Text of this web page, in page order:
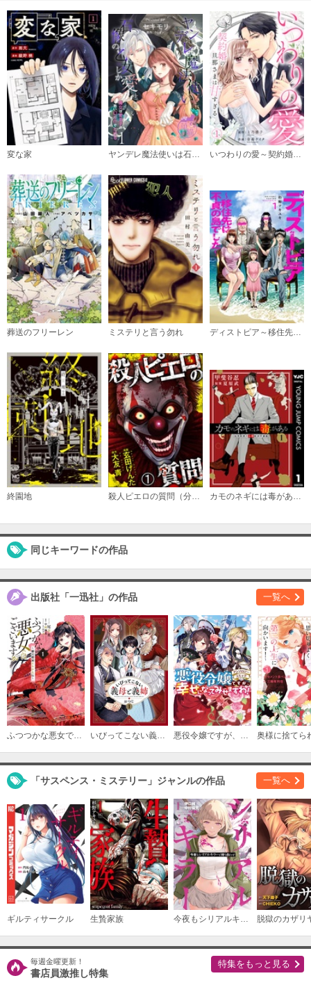
購入する
: 4 後編
必要ポイント：150
購入する
: 5 前編
必要ポイント：150
: 5 後編
必要ポイント：150
購入する
: 6 前編
必要ポイント：150
購入する
: 6 後編
必要ポイント：150
購入する
: 7 前編
必要ポイント：150
購入する
: 7 後編
必要ポイント：150
購入する
: 8 前編
必要ポイント：150
購入する
: 8 後編
必要ポイント： 150
購入する
購入する
: 9 後編
必要ポイント：150
購入する
: 10 前編
購入する
変な家 ヤンデレ魔法使いは石像の乙女しか愛せない 魔女は愛弟子の熱い口づけでとける 【短編】 いつわりの愛～契約婚の旦那さまは甘すぎる～
葬送のフリーレン ミステリと言う勿れ ディストピア～移住先は不貞の島でした～
終園地 殺人ピエロの質問（分冊版） カモのネギには毒がある 加茂教授の人間経済学講義
同じキーワードの作品
出版社「一迅社」の作品 一覧へ
ふつつかな悪女ではございますが ～雛宮蝶鼠とりかえ伝～ いびってこない義母と義姉 悪役令嬢ですが、幸せになってみせますわ！ アンソロジーコミック
「サスペンス・ミステリー」ジャンルの作品 一覧へ
ギルティサークル 生贄家族 今夜もシリアルキラーと待ち合わせ 脱獄のカザリ
毎週金曜更新！
書店員激推し特集
特集をもっと見る